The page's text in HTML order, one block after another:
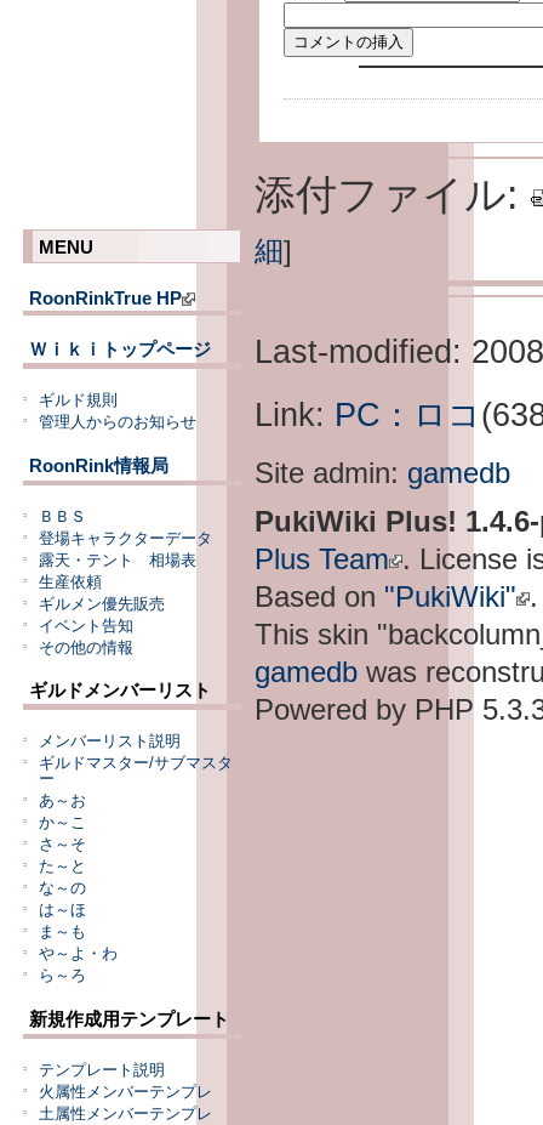
MENU
RoonRinkTrue HP
Ｗｉｋｉトップページ
ギルド規則
管理人からのお知らせ
RoonRink情報局
ＢＢＳ
登場キャラクターデータ
露天・テント 相場表
生産依頼
ギルメン優先販売
イベント告知
その他の情報
ギルドメンバーリスト
メンバーリスト説明
ギルドマスター/サブマスタ
ー
あ～お
か～こ
さ～そ
た～と
な～の
は～ほ
ま～も
や～よ・わ
ら～ろ
新規作成用テンプレート
テンプレート説明
火属性メンバーテンプレ
土属性メンバーテンプレ
添付ファイル:
細]
Last-modified:
Link: PC：ロコ
Site admin: gamedb
PukiWiki Plus!
Plus Team . License
Based on "PukiWiki" .
This skin
gamedb was
Powered by PHP